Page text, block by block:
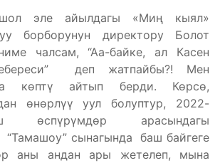
эле айылдагы «Миң кыял»
борборунун директору Болот
чалсам, “Аа-байке, ал Касен
деп жатпайбы?! Мен
көптү айтып берди. Көрсө,
өнөрлүү уул болуптур, 2022-
арасындагы
“Тамашоу” сынагында баш байгеге
аны андан ары жетелеп, мына